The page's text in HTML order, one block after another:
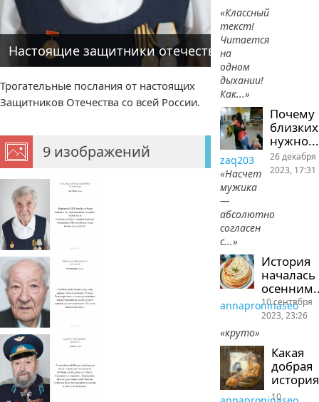
Настоящие защитники отечества
Трогательные послания от настоящих
Защитников Отечества со всей России.
9 изображений
«Классный
текст!
Читается
на
одном
дыхании!
Как...»
Почему
близких
нужно...
zaq203
«Насчет
мужика
—
абсолютно
согласен
с...»
26 декабря
2023, 17:31
История
началась
annaproninaseo
«круто»
10 сентября
2023, 23:26
Какая
добрая
история
10